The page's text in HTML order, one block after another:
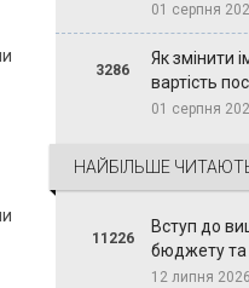
01 серпня
3286
Як змінити
вартість
01 серпня
НАЙБІЛЬШЕ
11226
Вступ до
бюджету та
12 липня 2026